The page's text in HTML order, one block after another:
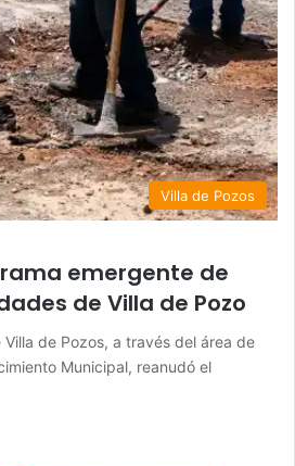
Villa de Pozos
emergente de
de Villa de Pozo
Villa de Pozos, a través del área de
Municipal, reanudó el